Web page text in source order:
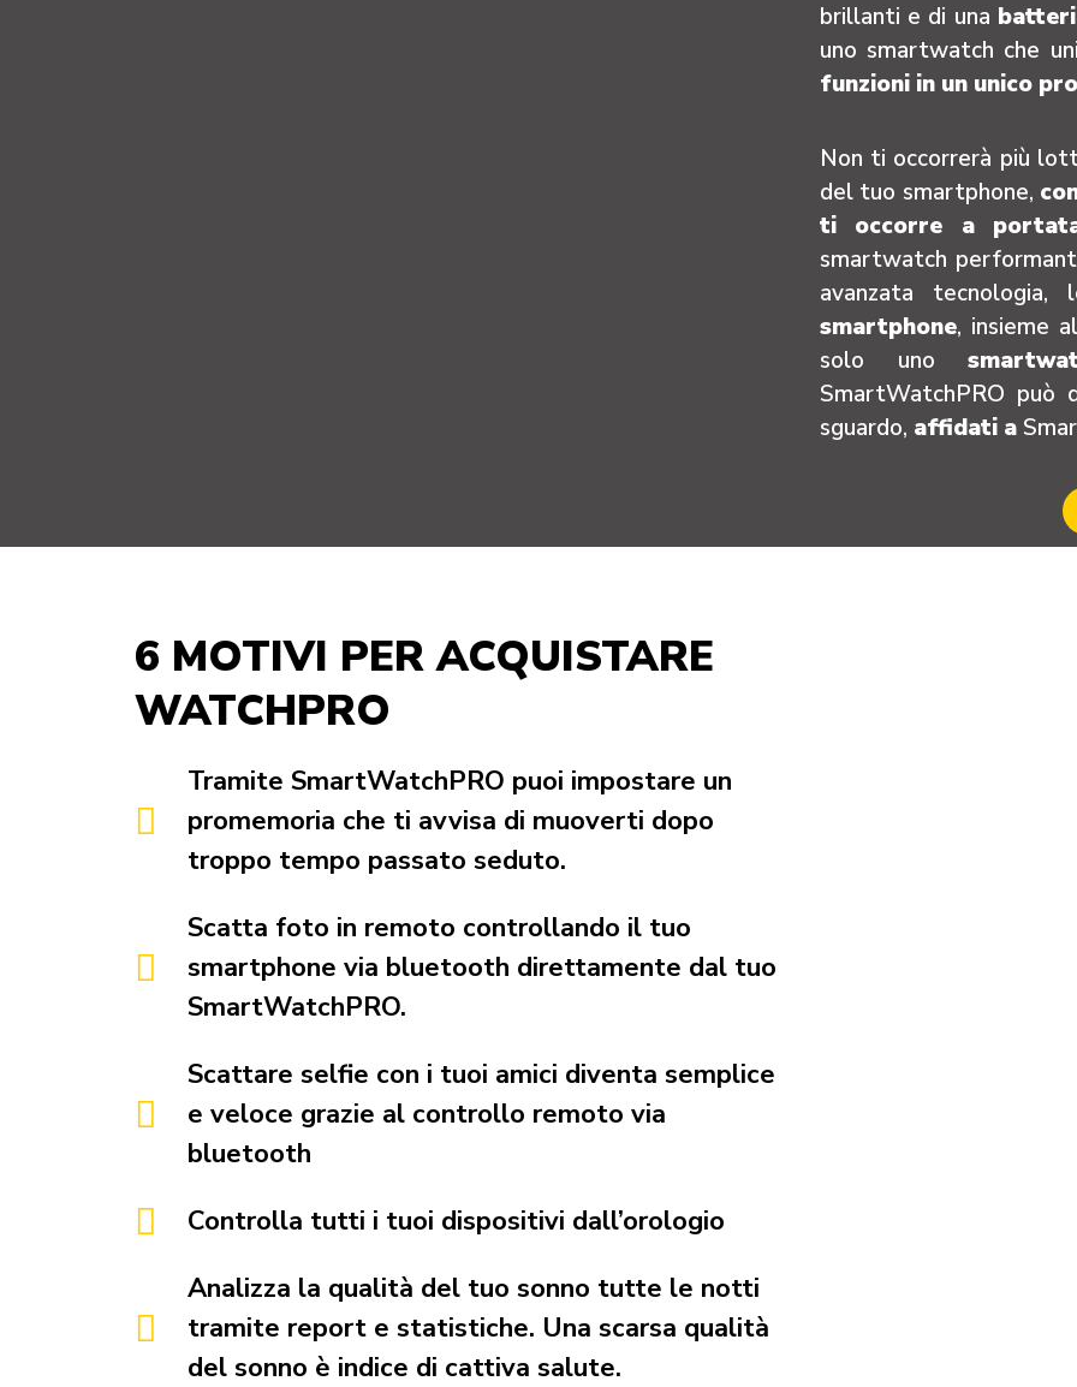
brillanti e di una
uno smartwatch che
funzioni in un unico
Non ti occorrerà più
del tuo smartphone,
ti occorre a
smartwatch
avanzata tecnologia,
smartphone, insieme
solo uno
SmartWatchPRO può
sguardo, affidati a
6 MOTIVI PER ACQUISTARE
WATCHPRO
Tramite SmartWatchPRO puoi impostare un
promemoria che ti avvisa di muoverti dopo
troppo tempo passato seduto.
Scatta foto in remoto controllando il tuo
smartphone via bluetooth direttamente dal tuo
SmartWatchPRO.
Scattare selfie con i tuoi amici diventa semplice
e veloce grazie al controllo remoto via
bluetooth
Controlla tutti i tuoi dispositivi dall’orologio
Analizza la qualità del tuo sonno tutte le notti
tramite report e statistiche. Una scarsa qualità
del sonno è indice di cattiva salute.